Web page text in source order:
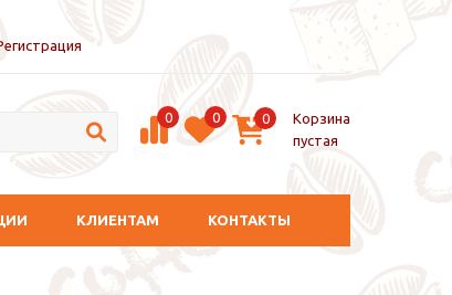
0 0 0
Корзина
пустая
КЛИЕНТАМ КОНТАКТЫ